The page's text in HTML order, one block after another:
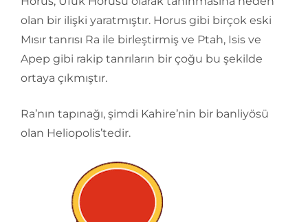
olan bir ilişki yaratmıştır. Horus gibi birçok eski
Mısır tanrısı Ra ile birleştirmiş ve Ptah, Isis ve
Apep gibi rakip tanrıların bir çoğu bu şekilde
ortaya çıkmıştır.
Ra’nın tapınağı, şimdi Kahire’nin bir banliyösü
olan Heliopolis’tedir.